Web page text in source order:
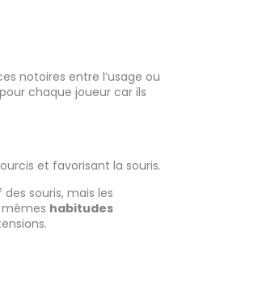
notoires entre l’usage ou
chaque joueur car ils
et favorisant la souris.
souris, mais les
mêmes habitudes